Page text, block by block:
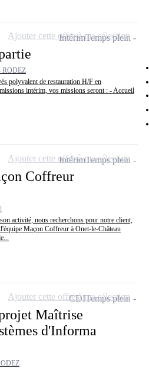
RODEZ
polyvalent de restauration H/F en
intérim, vos missions seront : - Accueil
IntérimTemps plein
Ajouter cette offre à ma sélection
Coffreur
activité, nous recherchons pour notre client,
Maçon Coffreur à Onet-le-Château
IntérimTemps plein
Ajouter cette offre à ma sélection
Maîtrise
d'Informa
CDITemps plein
Ajouter cette offre à ma sélection